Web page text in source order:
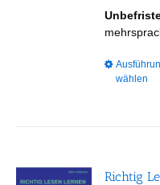
wählen
Richtig